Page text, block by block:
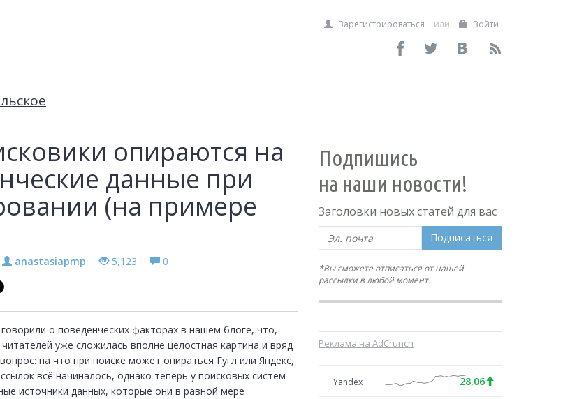
Зарегистрироваться или Войти
опираются на
данные при
(на примере
anastasiapmp 5,123 0
о поведенческих факторах в нашем блоге, что,
уже сложилась вполне целостная картина и вряд
на что при поиске может опираться Гугл или Яндекс,
всё начиналось, однако теперь у поисковых систем
источники данных, которые они в равной мере
Подпишись
на наши новости!
Заголовки новых статей для вас
Подписаться
*Вы сможете отписаться от нашей
рассылки в любой момент.
Реклама на AdCrunch
Yandex 28,06